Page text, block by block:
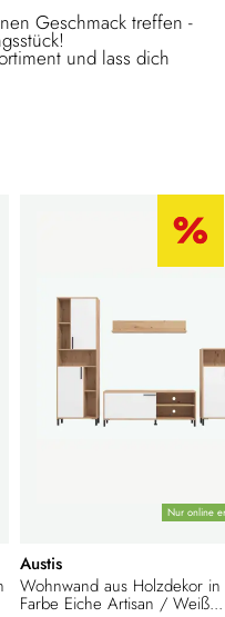
Geschmack treffen -
und lass dich
Nur online
Austis
Wohnwand aus Holzdekor
Farbe Eiche Artisan / Weiß...